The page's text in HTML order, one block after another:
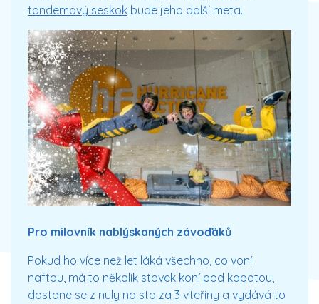
tandemový seskok bude jeho další meta.
Pro milovník nablýskaných závoďáků
Pokud ho více než let láká všechno, co voní
naftou, má to několik stovek koní pod kapotou,
dostane se z nuly na sto za 3 vteřiny a vydává to